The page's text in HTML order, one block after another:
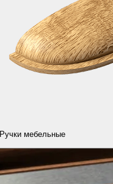
Ручки мебельные